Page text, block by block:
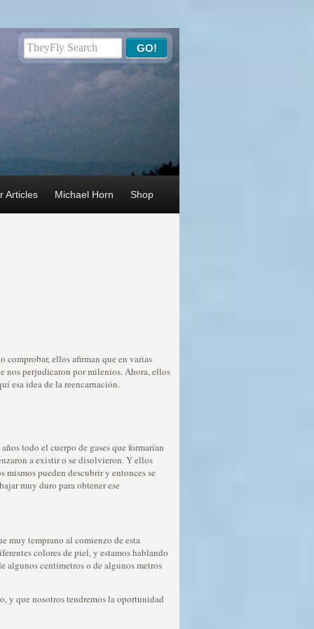
Articles Michael Horn Shop
comprobar, ellos afirman que en varias
nos perjudicaron por milenios. Ahora, ellos
esa idea de la reencarnación.
todo el cuerpo de gases que formarían
a existir o se disolvieron. Y ellos
mismos pueden descubrir y entonces se
muy duro para obtener ese
muy temprano al comienzo de esta
colores de piel, y estamos hablando
algunos centímetros o de algunos metros
y que nosotros tendremos la oportunidad